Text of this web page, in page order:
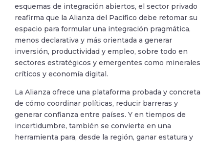
esquemas de integración abiertos, el sector privado
reafirma que la Alianza del Pacífico debe retomar su
espacio para formular una integración pragmática,
menos declarativa y más orientada a generar
inversión, productividad y empleo, sobre todo en
sectores estratégicos y emergentes como minerales
críticos y economía digital.
La Alianza ofrece una plataforma probada y concreta
de cómo coordinar políticas, reducir barreras y
generar confianza entre países. Y en tiempos de
incertidumbre, también se convierte en una
herramienta para, desde la región, ganar estatura y